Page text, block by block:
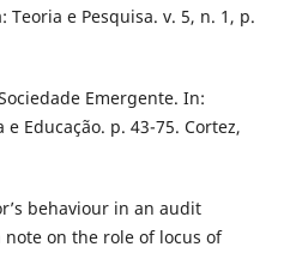
Teoria e Pesquisa. v. 5, n. 1, p.
Emergente. In:
e Educação. p. 43-75. Cortez,
behaviour in an audit
on the role of locus of